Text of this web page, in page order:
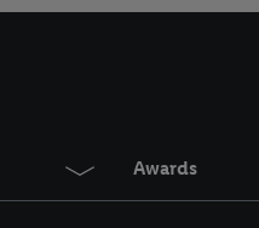
Awards
vergelijkbare
Meer informatie,